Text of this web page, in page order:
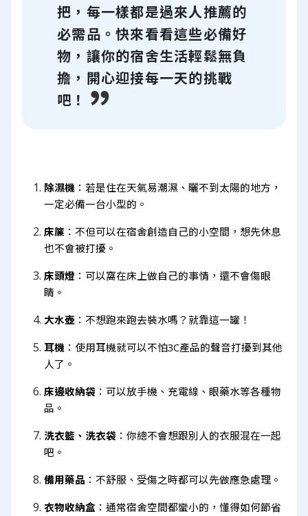
把，每一樣都是過來人推薦的
必需品。快來看看這些必備好
物，讓你的宿舍生活輕鬆無負
擔，開心迎接每一天的挑戰
吧！
除濕機 ：若是住在天氣易潮濕、曬不到太陽的地方，
一定必備一台小型的。
床簾 ：不但可以在宿舍創造自己的小空間，想先休息
也不會被打擾。
床頭燈 ：可以窩在床上做自己的事情，還不會傷眼
睛。
大水壺 ：不想跑來跑去裝水嗎？就靠這一罐！
耳機 ：使用耳機就可以不怕3C產品的聲音打擾到其他
人了。
床邊收納袋 ：可以放手機、充電線、眼藥水等各種物
品。
洗衣籃、洗衣袋 ：你總不會想跟別人的衣服混在一起
吧。
備用藥品 ：不舒服、受傷之時都可以先做應急處理。
衣物收納盒 ：通常宿舍空間都蠻小的，懂得如何節省